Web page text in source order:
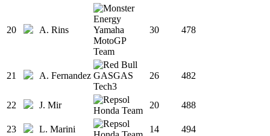
20 A. Rins 30 478
21 A. Fernandez 26 482
22 J. Mir 20 488
23 L. Marini 14 494